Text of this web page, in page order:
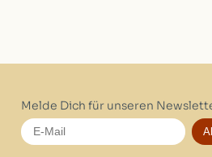
Melde Dich für unseren